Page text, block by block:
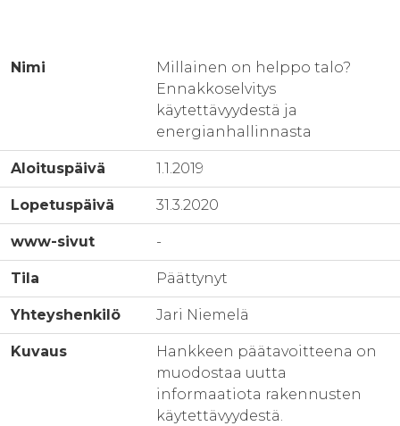
Nimi
Millainen on helppo talo?
Ennakkoselvitys
käytettävyydestä ja
energianhallinnasta
Aloituspäivä 1.1.2019
Lopetuspäivä 31.3.2020
www-sivut -
Tila Päättynyt
Yhteyshenkilö Jari Niemelä
Kuvaus
Hankkeen päätavoitteena on
muodostaa uutta
informaatiota rakennusten
käytettävyydestä.